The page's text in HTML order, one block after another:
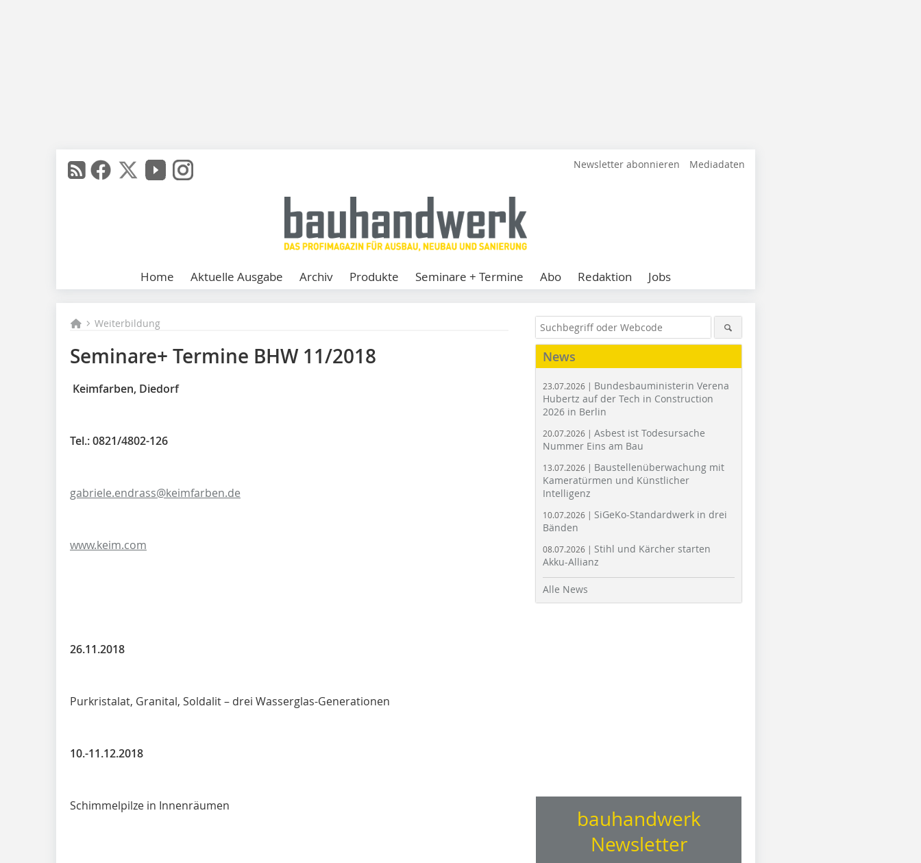
Newsletter abonnieren Mediadaten
Home Aktuelle Ausgabe Archiv Produkte Seminare + Termine Abo Redaktion Jobs
Weiterbildung
Seminare+ Termine BHW 11/2018
Keimfarben, Diedorf
Tel.: 0821/4802-126
gabriele.endrass@keimfarben.de
www.keim.com
26.11.2018
Purkristalat, Granital, Soldalit – drei Wasserglas-Generationen
10.-11.12.2018
Schimmelpilze in Innenräumen
News
23.07.2026 | Bundesbauministerin Verena
Hubertz auf der Tech in Construction
2026 in Berlin
20.07.2026 | Asbest ist Todesursache
Nummer Eins am Bau
13.07.2026 | Baustellenüberwachung mit
Kameratürmen und Künstlicher
Intelligenz
10.07.2026 | SiGeKo-Standardwerk in drei
Bänden
08.07.2026 | Stihl und Kärcher starten
Akku-Allianz
Alle News
bauhandwerk
Newsletter